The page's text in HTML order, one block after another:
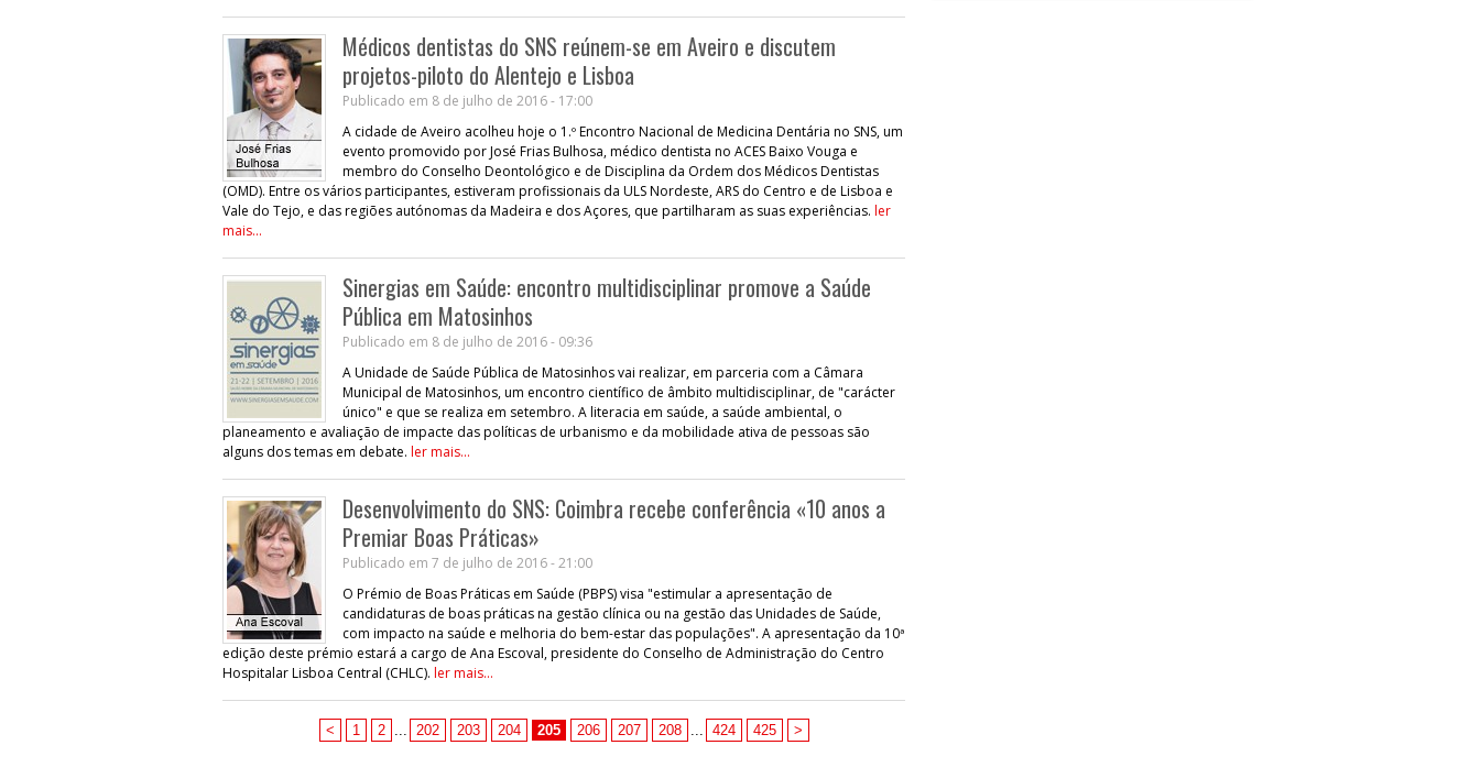
Médicos dentistas do SNS reúnem-se em Aveiro e discutem
projetos-piloto do Alentejo e Lisboa
Publicado em 8 de julho de 2016 - 17:00
A cidade de Aveiro acolheu hoje o 1.º Encontro Nacional de Medicina Dentária no SNS, um
evento promovido por José Frias Bulhosa, médico dentista no ACES Baixo Vouga e
membro do Conselho Deontológico e de Disciplina da Ordem dos Médicos Dentistas
(OMD). Entre os vários participantes, estiveram profissionais da ULS Nordeste, ARS do Centro e de Lisboa e
Vale do Tejo, e das regiões autónomas da Madeira e dos Açores, que partilharam as suas experiências. ler
mais...
Sinergias em Saúde: encontro multidisciplinar promove a Saúde
Pública em Matosinhos
Publicado em 8 de julho de 2016 - 09:36
A Unidade de Saúde Pública de Matosinhos vai realizar, em parceria com a Câmara
Municipal de Matosinhos, um encontro científico de âmbito multidisciplinar, de "carácter
único" e que se realiza em setembro. A literacia em saúde, a saúde ambiental, o
planeamento e avaliação de impacte das políticas de urbanismo e da mobilidade ativa de pessoas são
alguns dos temas em debate. ler mais...
Desenvolvimento do SNS: Coimbra recebe conferência «10 anos a
Premiar Boas Práticas»
Publicado em 7 de julho de 2016 - 21:00
O Prémio de Boas Práticas em Saúde (PBPS) visa "estimular a apresentação de
candidaturas de boas práticas na gestão clínica ou na gestão das Unidades de Saúde,
com impacto na saúde e melhoria do bem-estar das populações". A apresentação da 10ª
edição deste prémio estará a cargo de Ana Escoval, presidente do Conselho de Administração do Centro
Hospitalar Lisboa Central (CHLC). ler mais...
< 1 2 202 203 204 205 206 207 208 424 425 >